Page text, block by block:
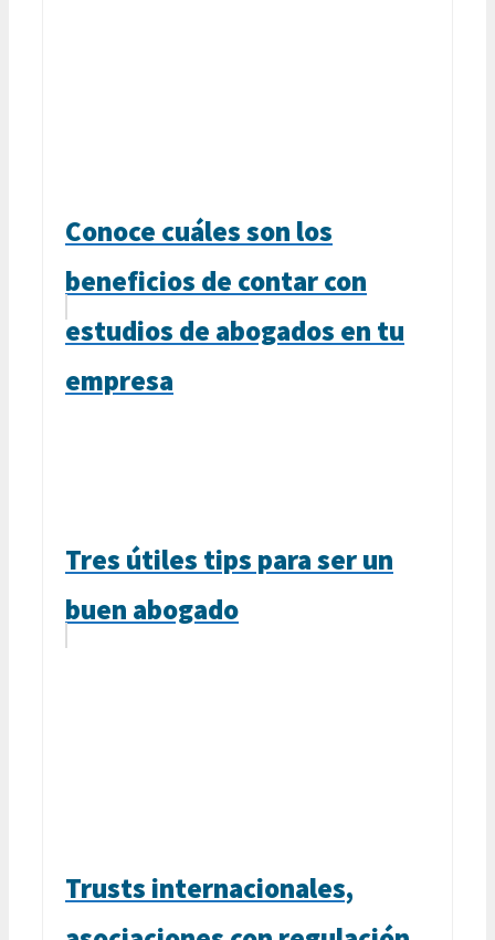
Conoce cuáles son los
beneficios de contar con
estudios de abogados en tu
empresa
Tres útiles tips para ser un
buen abogado
Trusts internacionales,